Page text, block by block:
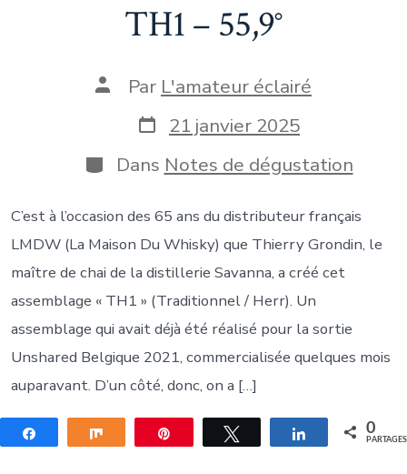
TH1 – 55,9°
Auteur
publication
Par L'amateur éclairé
Date
de
publication
21 janvier 2025
Catégories
Dans Notes de dégustation
C’est à l’occasion des 65 ans du distributeur français
LMDW (La Maison Du Whisky) que Thierry Grondin, le
maître de chai de la distillerie Savanna, a créé cet
assemblage « TH1 » (Traditionnel / Herr). Un
assemblage qui avait déjà été réalisé pour la sortie
Unshared Belgique 2021, commercialisée quelques mois
auparavant. D’un côté, donc, on a […]
Partagez Partagez Tweetez Partagez 0
PARTAGES